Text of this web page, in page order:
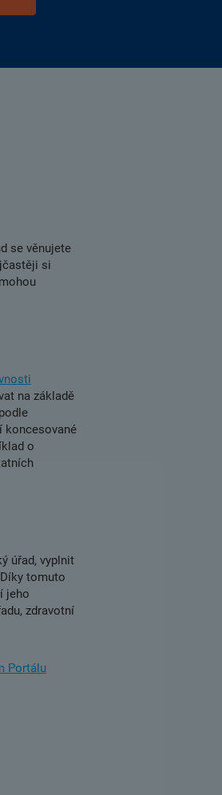
se věnujete
si
na základě
koncesované
o
úřad, vyplnit
tomuto
jeho
zdravotní
Portálu